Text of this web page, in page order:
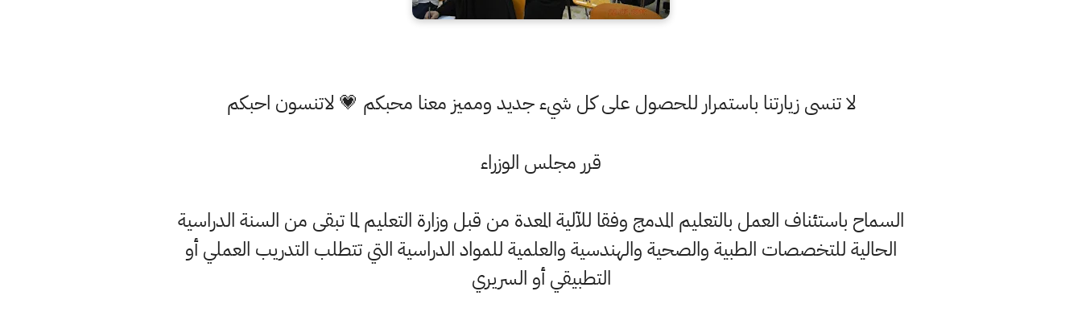
لا تنسى زيارتنا باستمرار للحصول على كل شيء جديد ومميز معنا محبكم 💗 لاتنسون احبكم
قرر مجلس الوزراء
السماح باستئناف العمل بالتعليم المدمج وفقا للآلية المعدة من قبل وزارة التعليم لما تبقى من السنة الدراسية
الحالية للتخصصات الطبية والصحية والهندسية والعلمية للمواد الدراسية التي تتطلب التدريب العملي أو
التطبيقي أو السريري